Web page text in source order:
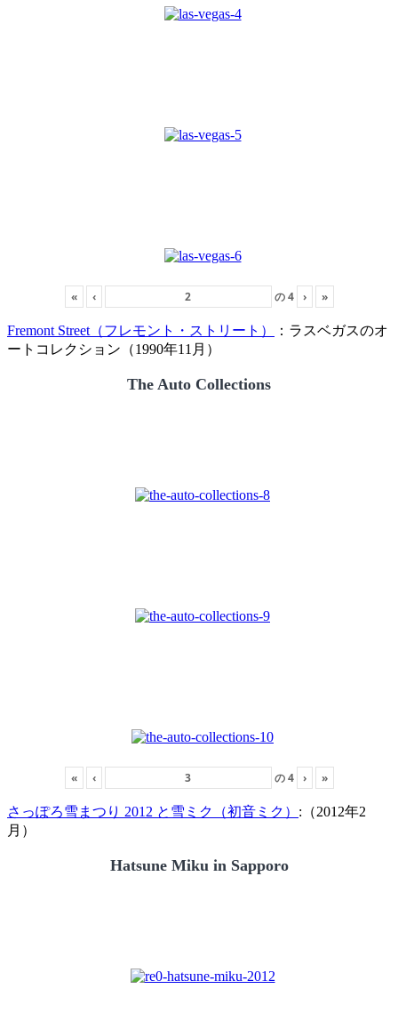
« ‹ の4 › »
Fremont Street（フレモント・ストリート）
：ラスベガスのオ
ートコレクション（1990年11月）
The Auto Collections
« ‹ の4 › »
さっぽろ雪まつり 2012 と雪ミク（初音ミク） :（2012年2
月）
Hatsune Miku in Sapporo